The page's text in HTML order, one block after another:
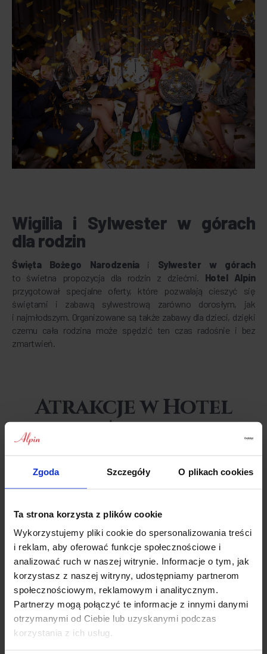
Zgoda Szczegóły O plikach cookies
Ta strona korzysta z plików cookie
Wykorzystujemy pliki cookie do spersonalizowania treści
i reklam, aby oferować funkcje społecznościowe i
analizować ruch w naszej witrynie. Informacje o tym, jak
korzystasz z naszej witryny, udostępniamy partnerom
społecznościowym, reklamowym i analitycznym.
Partnerzy mogą połączyć te informacje z innymi danymi
otrzymanymi od Ciebie lub uzyskanymi podczas
korzystania z ich usług.
Wigilia i Sylwester w górach
dla rodzin
Święta Bożego Narodzeniai Sylwester w górach
to świetna propozycja dla rodzin z dziećmi. Hotel Alpin
przygotował specjalne oferty, które pozwalają cieszyć się
świętami i zabawą sylwestrową zarówno dorosłym, jak
i najmłodszym. Organizowane są także zabawy dla dzieci, dzięki
czemu cała rodzina może spędzić ten czas radośnie i bez
zmartwień.
Atrakcje w Hotel
Alpin
Atrakcje w Hotel Alpinto doskonałe połączenie relaksu,
w Szczyrku
oferuje swoim gościom wyjątkową okazję do
pełnego zanurzenia się w zimowej aurze Beskidów, korzystając
z szerokiej gamy atrakcji, które są dopasowane zarówno do osób
szukających odprężenia, jak i tych, którzy preferują aktywny
wypoczynek.Święta Bożego Narodzenia w górach oraz
Sylwester w górach 2024w Hotelu Alpin to czas pełen
wyjątkowych doświadczeń, które można wzbogacić o wiele
dodatkowych aktywności.
Jednym z kluczowych elementów ofertyHotelu Alpinjest strefa
wellness i spa, gdzie goście mogą odprężyć się po dniu
spędzonym na świeżym powietrzu. Zabiegi relaksacyjne, sauny